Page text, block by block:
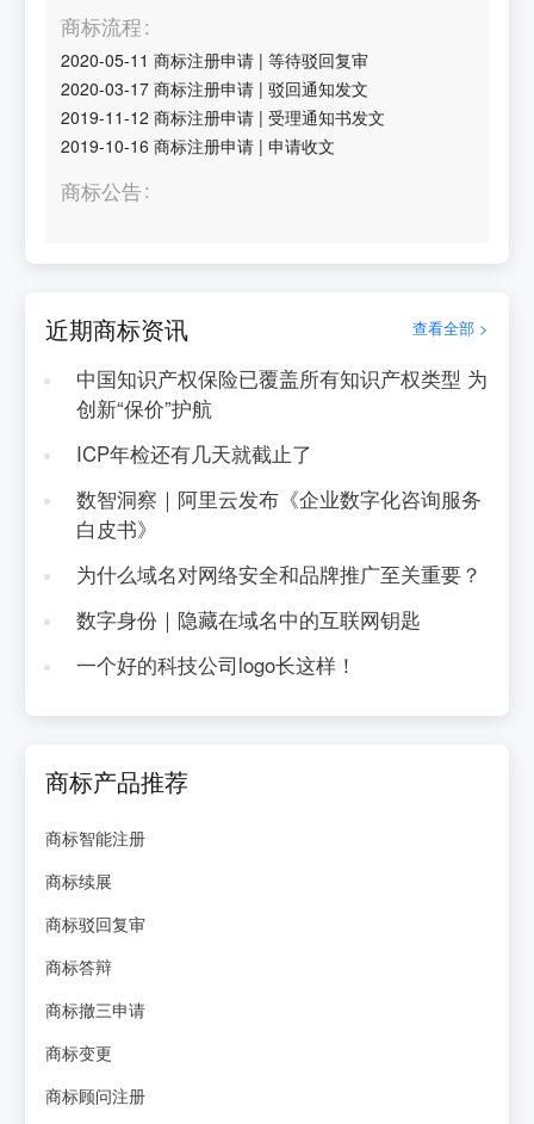
商标流程
2020-05-11 商标注册申请 |等待驳回复审
2020-03-17 商标注册申请 |驳回通知发文
2019-11-12 商标注册申请 |受理通知书发文
2019-10-16 商标注册申请 |申请收文
商标公告
近期商标资讯 查看全部 >
中国知识产权保险已覆盖所有知识产权类型 为
创新“保价”护航
ICP年检还有几天就截止了
数智洞察｜阿里云发布《企业数字化咨询服务
白皮书》
为什么域名对网络安全和品牌推广至关重要？
数字身份｜隐藏在域名中的互联网钥匙
一个好的科技公司logo长这样！
商标产品推荐
商标智能注册
商标续展
商标驳回复审
商标答辩
商标撤三申请
商标变更
商标顾问注册